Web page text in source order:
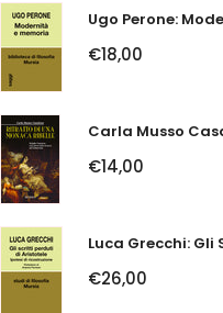
€18,00
€14,00
€26,00